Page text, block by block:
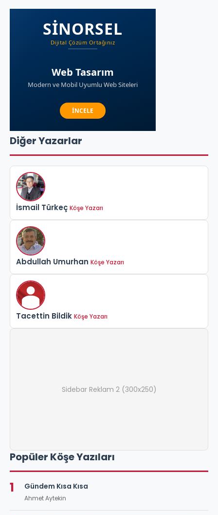
Diğer Yazarlar
İsmail Türkeç Köşe Yazarı
Abdullah Umurhan Köşe Yazarı
Tacettin Bildik Köşe Yazarı
Sidebar Reklam 2 (300x250)
Popüler Köşe Yazıları
1 Gündem Kısa Kısa
Ahmet Aytekin